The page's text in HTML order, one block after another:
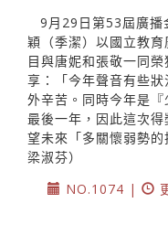
9月29日第53屆廣播
穎（季潔）以國立教
目與唐妮和張敬一同
享：「今年聲音有些
外辛苦。同時今年是
最後一年，因此這次
望未來「多關懷弱勢
梁淑芬）
NO.1074 |